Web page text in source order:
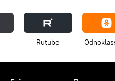
Rutube